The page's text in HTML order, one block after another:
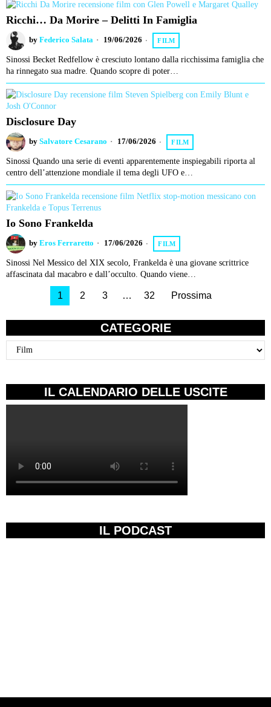
Ricchi… Da Morire – Delitti In Famiglia
by Federico Salata 19/06/2026 FILM
Sinossi Becket Redfellow è cresciuto lontano dalla ricchissima famiglia che
ha rinnegato sua madre. Quando scopre di poter…
Disclosure Day
by Salvatore Cesarano 17/06/2026 FILM
Sinossi Quando una serie di eventi apparentemente inspiegabili riporta al
centro dell’attenzione mondiale il tema degli UFO e…
Io Sono Frankelda
by Eros Ferraretto 17/06/2026 FILM
Sinossi Nel Messico del XIX secolo, Frankelda è una giovane scrittrice
affascinata dal macabro e dall’occulto. Quando viene…
1 2 3 … 32 Prossima
CATEGORIE
Categorie
IL CALENDARIO DELLE USCITE
IL PODCAST